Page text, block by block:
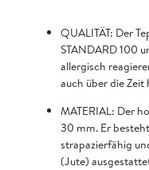
QUALITÄT: Der
STANDARD 100
allergisch
auch über die
MATERIAL: Der
30 mm. Er
strapazierfähig
(Jute)